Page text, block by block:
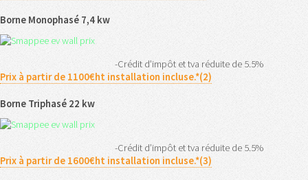
Borne Monophasé 7,4 kw
-Crédit d’impôt et tva réduite de 5.5%
Prix à partir de 1100€ht installation incluse.*(2)
Borne Triphasé 22 kw
-Crédit d’impôt et tva réduite de 5.5%
Prix à partir de 1600€ht installation incluse.*(3)